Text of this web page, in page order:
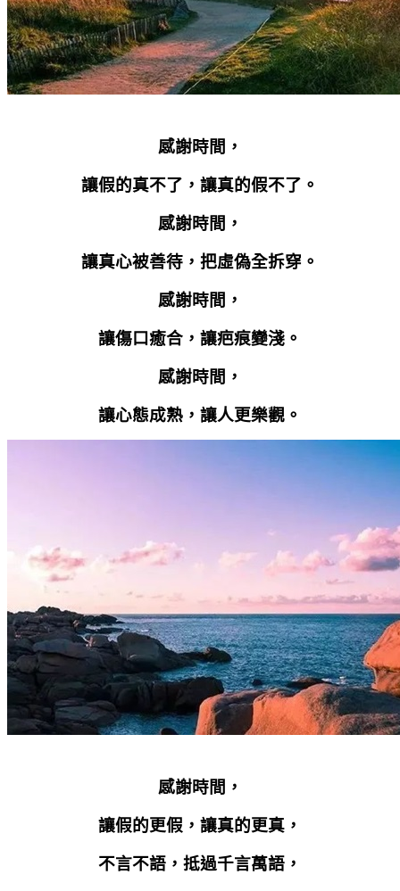
感謝時間，
讓假的真不了，讓真的假不了。
感謝時間，
讓真心被善待，把虛偽全拆穿。
感謝時間，
讓傷口癒合，讓疤痕變淺。
感謝時間，
讓心態成熟，讓人更樂觀。
感謝時間，
讓假的更假，讓真的更真，
不言不語，抵過千言萬語，